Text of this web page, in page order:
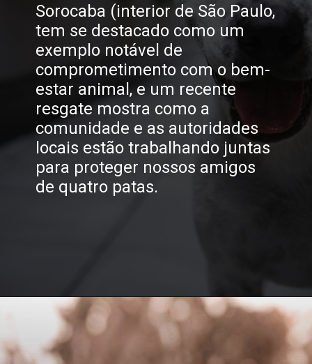
Sorocaba (interior de São Paulo,
tem se destacado como um
exemplo notável de
comprometimento com o bem-
estar animal, e um recente
resgate mostra como a
comunidade e as autoridades
locais estão trabalhando juntas
para proteger nossos amigos
de quatro patas.
Opening